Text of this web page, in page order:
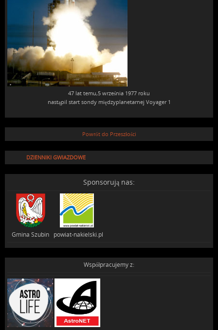
47 lat temu,5 września 1977 roku
nastąpil start sondy międzyplanetarnej Voyager 1
Powrót do Przeszłości
DZIENNIKI GWIAZDOWE
Sponsorują nas:
Gmina Szubin powiat-nakielski.pl
Współpracujemy z: